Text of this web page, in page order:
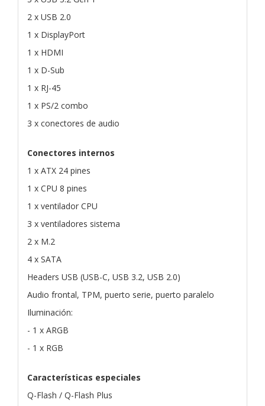
2 x USB 2.0
1 x DisplayPort
1 x HDMI
1 x D-Sub
1 x RJ-45
1 x PS/2 combo
3 x conectores de audio
Conectores internos
1 x ATX 24 pines
1 x CPU 8 pines
1 x ventilador CPU
3 x ventiladores sistema
2 x M.2
4 x SATA
Headers USB (USB-C, USB 3.2, USB 2.0)
Audio frontal, TPM, puerto serie, puerto paralelo
Iluminación:
- 1 x ARGB
- 1 x RGB
Características especiales
Q-Flash / Q-Flash Plus